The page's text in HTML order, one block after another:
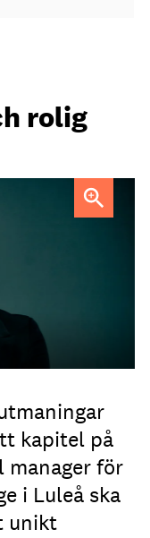
rolig
kapitel på
manager för
i Luleå ska
unikt